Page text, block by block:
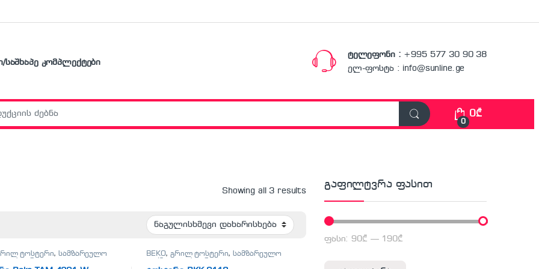
საშხაპე კომპლექტები
ტელეფონი : +995 577 30 90 38
ელ-ფოსტა : info@sunline.ge
0
0₾
Showing all 3 results
ტოსტერი,სამზარეულო
BEKO,გრილ ტოსტერი,სამზარეულო
გაფილტვრა ფასით
მინიმალური ფასი
მაქსიმალური ფასი
ფასი: 90₾ — 190₾